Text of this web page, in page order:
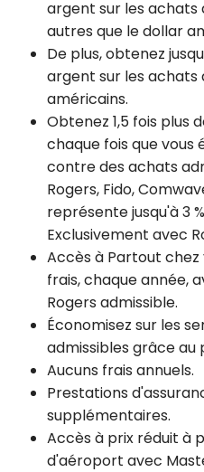
argent sur les achats
autres que le dollar
De plus, obtenez
argent sur les achats
américains.
Obtenez 1,5 fois plus
chaque fois que vous
contre des achats
Rogers, Fido,
représente jusqu'à 3
Exclusivement avec
Accès à Partout chez
frais, chaque année,
Rogers admissible.
Économisez sur les
admissibles grâce
Aucuns frais annuels.
Prestations
supplémentaires.
Accès à prix réduit à
d'aéroport avec